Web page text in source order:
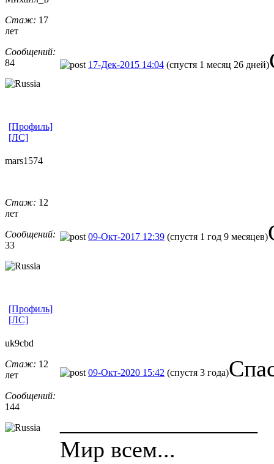
Стаж: 17
лет
Сообщений:
84
17-Дек-2015 14:04 (спустя 1 месяц 26 дней)
[Профиль]
[ЛС]
mars1574
Стаж: 12
лет
Сообщений:
33
09-Окт-2017 12:39 (спустя 1 год 9 месяцев)
[Профиль]
[ЛС]
uk9cbd
Стаж: 12
лет
Сообщений:
144
09-Окт-2020 15:42 (спустя 3 года)
Мир всем...